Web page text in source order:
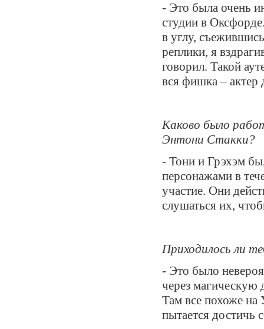
- Это была очень
студии в
в углу,
реплики, я
говорил. Такой
вся фишка – актер
Каково было
Энтони Стакки?
- Тони и Грэхэм
персонажами в
участие. Они
слушаться их,
Приходилось ли
- Это было
через магическую
Там все похоже на
пытается достичь